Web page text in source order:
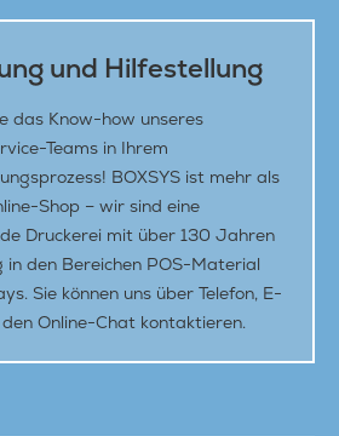
und Hilfestellung
das Know-how unseres
Teams in Ihrem
BOXSYS ist mehr als
Shop – wir sind eine
Druckerei mit über 130 Jahren
in den Bereichen POS-Material
Sie können uns über Telefon, E-
Online-Chat kontaktieren.